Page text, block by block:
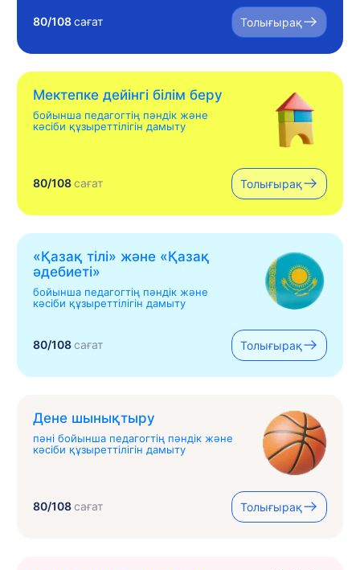
80/108сағат Толығырақ
Мектепке дейінгі білім беру
бойынша педагогтің пәндік және
кәсіби құзыреттілігін дамыту
80/108сағат Толығырақ
«Қазақ тілі» жəне «Қазақ
əдебиеті»
бойынша педагогтің пәндік және
кәсіби құзыреттілігін дамыту
80/108сағат Толығырақ
Дене шынықтыру
пәні бойынша педагогтің пәндік және
кәсіби құзыреттілігін дамыту
80/108сағат Толығырақ